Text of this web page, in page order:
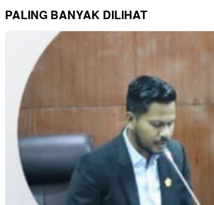
PALING BANYAK DILIHAT